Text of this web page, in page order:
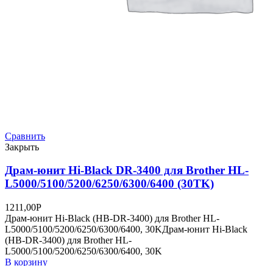
Сравнить
Закрыть
Драм-юнит Hi-Black DR-3400 для Brother HL-
L5000/5100/5200/6250/6300/6400 (30TK)
1211,00Р
Драм-юнит Hi-Black (HB-DR-3400) для Brother HL-
L5000/5100/5200/6250/6300/6400, 30KДрам-юнит Hi-Black
(HB-DR-3400) для Brother HL-
L5000/5100/5200/6250/6300/6400, 30K
В корзину